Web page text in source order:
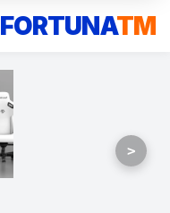
FORTUNATM
>